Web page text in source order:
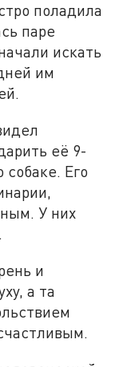
поладила
паре
искать
им
её 9-
Его
У них
и
а та